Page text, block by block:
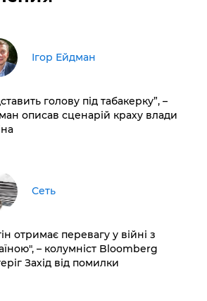
Ігор Ейдман
голову під табакерку”, –
описав сценарій краху влади
Сеть
отримає перевагу у війні з
– колумніст Bloomberg
Захід від помилки